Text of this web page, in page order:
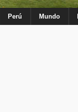
Perú Mundo